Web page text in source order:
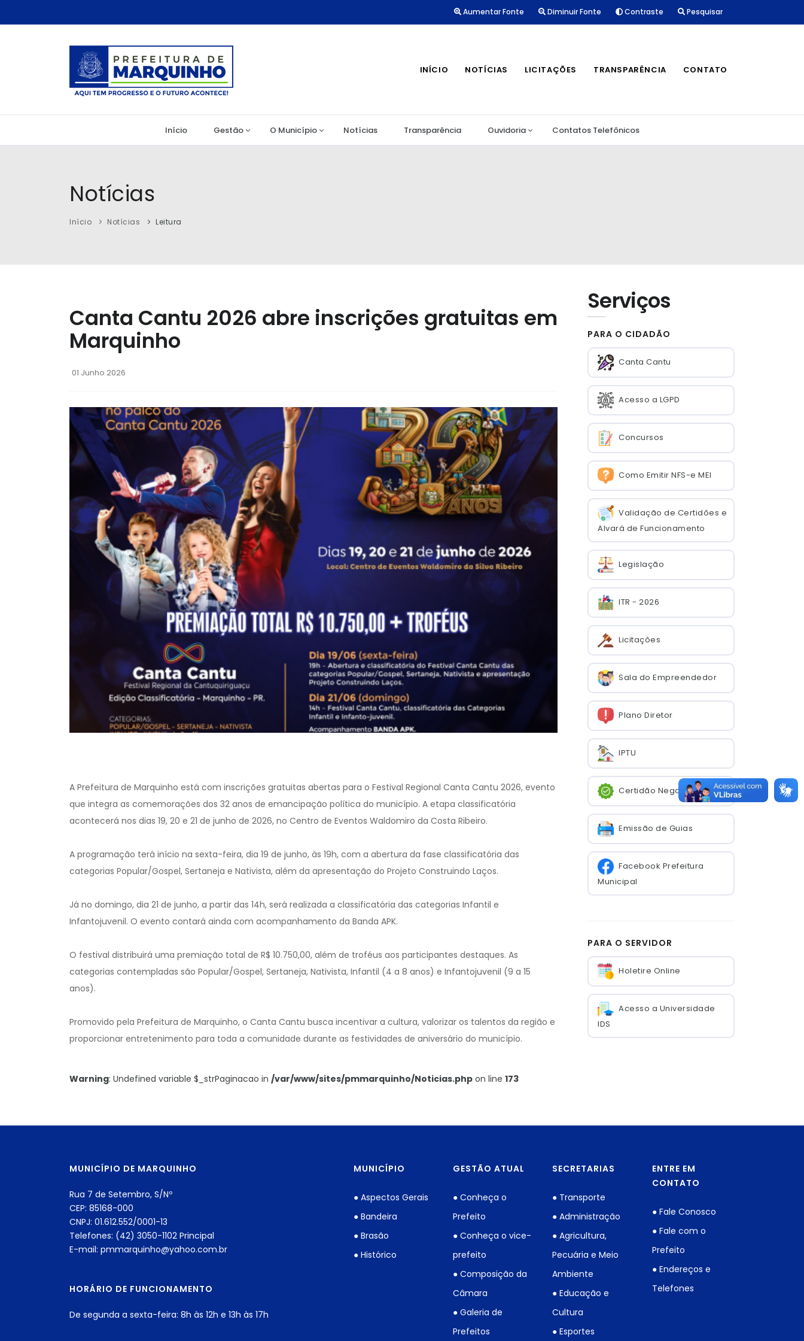
Aumentar Fonte Diminuir Fonte Contraste Pesquisar
INÍCIO NOTÍCIAS LICITAÇÕES TRANSPARÊNCIA CONTATO
Início Gestão O Município Notícias Transparência Ouvidoria Contatos Telefônicos
Notícias
Início Notícias Leitura
Canta Cantu 2026 abre inscrições gratuitas em
Marquinho
01 Junho 2026
A Prefeitura de Marquinho está com inscrições gratuitas abertas para o Festival Regional Canta Cantu 2026, evento
que integra as comemorações dos 32 anos de emancipação política do município. A etapa classificatória
acontecerá nos dias 19, 20 e 21 de junho de 2026, no Centro de Eventos Waldomiro da Costa Ribeiro.
A programação terá início na sexta-feira, dia 19 de junho, às 19h, com a abertura da fase classificatória das
categorias Popular/Gospel, Sertaneja e Nativista, além da apresentação do Projeto Construindo Laços.
Já no domingo, dia 21 de junho, a partir das 14h, será realizada a classificatória das categorias Infantil e
Infantojuvenil. O evento contará ainda com acompanhamento da Banda APK.
O festival distribuirá uma premiação total de R$ 10.750,00, além de troféus aos participantes destaques. As
categorias contempladas são Popular/Gospel, Sertaneja, Nativista, Infantil (4 a 8 anos) e Infantojuvenil (9 a 15
anos).
Promovido pela Prefeitura de Marquinho, o Canta Cantu busca incentivar a cultura, valorizar os talentos da região e
proporcionar entretenimento para toda a comunidade durante as festividades de aniversário do município.
Warning: Undefined variable $_strPaginacao in /var/www/sites/pmmarquinho/Noticias.php on line 173
Serviços
PARA O CIDADÃO
Canta Cantu
Acesso a LGPD
Concursos
Como Emitir NFS-e MEI
Validação de Certidões e
Alvará de Funcionamento
Legislação
ITR - 2026
Licitações
Sala do Empreendedor
Plano Diretor
IPTU
Certidão Negativa
Emissão de Guias
Facebook Prefeitura
Municipal
PARA O SERVIDOR
Holetire Online
Acesso a Universidade
IDS
MUNICÍPIO DE MARQUINHO
Rua 7 de Setembro, S/Nº
CEP: 85168-000
CNPJ: 01.612.552/0001-13
Telefones: (42) 3050-1102 Principal
E-mail: pmmarquinho@yahoo.com.br
HORÁRIO DE FUNCIONAMENTO
De segunda a sexta-feira: 8h às 12h e 13h às 17h
MUNICÍPIO
● Aspectos Gerais
● Bandeira
● Brasão
● Histórico
GESTÃO ATUAL
● Conheça o
Prefeito
● Conheça o vice-
prefeito
● Composição da
Câmara
● Galeria de
Prefeitos
SECRETARIAS
● Transporte
● Administração
● Agricultura,
Pecuária e Meio
Ambiente
● Educação e
Cultura
● Esportes
ENTRE EM
CONTATO
● Fale Conosco
● Fale com o
Prefeito
● Endereços e
Telefones